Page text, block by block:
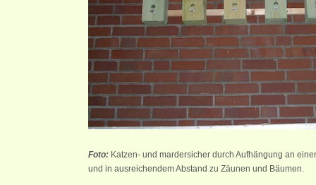
Foto: Katzen- und mardersicher durch Aufhängung an
und in ausreichendem Abstand zu Zäunen und Bäumen.